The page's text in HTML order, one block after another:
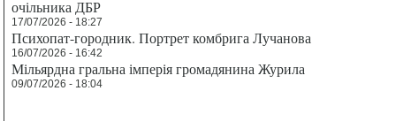
очільника ДБР
17/07/2026 - 18:27
Психопат-городник. Портрет комбрига Лучанова
16/07/2026 - 16:42
Мільярдна гральна імперія громадянина Журила
09/07/2026 - 18:04